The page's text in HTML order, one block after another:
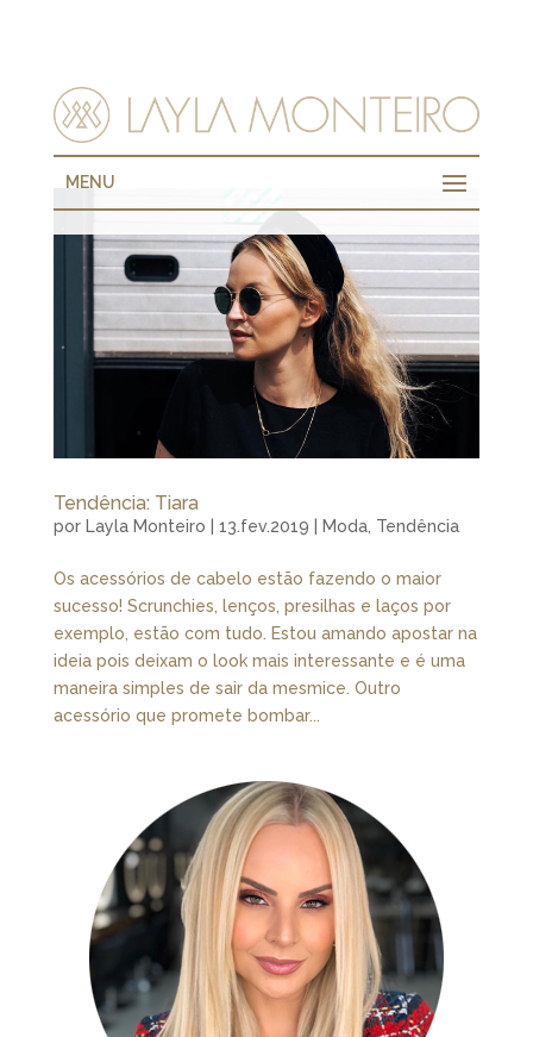
MENU
Tendência: Tiara
por Layla Monteiro 13.fev.2019 Moda, Tendência
Os acessórios de cabelo estão fazendo o maior
sucesso! Scrunchies, lenços, presilhas e laços por
exemplo, estão com tudo. Estou amando apostar na
ideia pois deixam o look mais interessante e é uma
maneira simples de sair da mesmice. Outro
acessório que promete bombar...